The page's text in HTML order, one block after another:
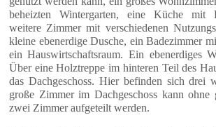
beheizten Wintergarten, eine Küche mit
weitere Zimmer mit verschiedenen
kleine ebenerdige Dusche, ein Badezimmer
ein Hauswirtschaftsraum. Ein ebenerdiges
Über eine Holztreppe im hinteren Teil des
das Dachgeschoss. Hier befinden sich drei
große Zimmer im Dachgeschoss kann
zwei Zimmer aufgeteilt werden.